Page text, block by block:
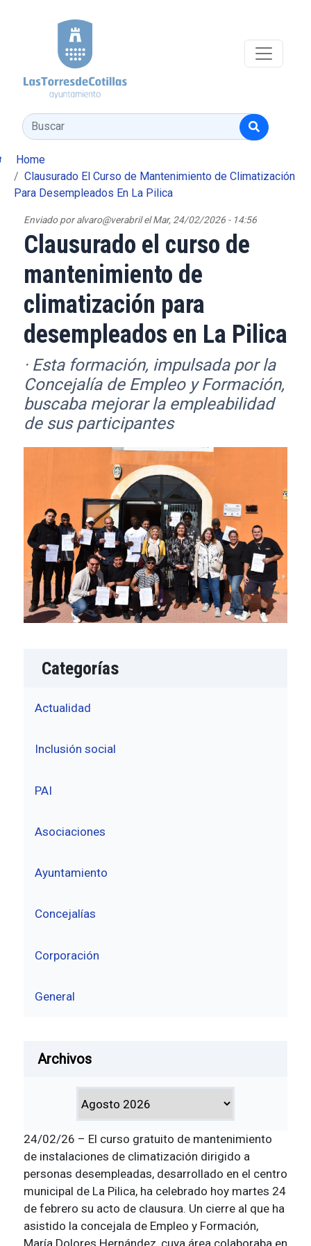
Buscar
Home
Clausurado El Curso de Mantenimiento de Climatización
Para Desempleados En La Pilica
Enviado poralvaro@verabril elMar, 24/02/2026 - 14:56
Clausurado el curso de
mantenimiento de
climatización para
desempleados en La Pilica
· Esta formación, impulsada por la
Concejalía de Empleo y Formación,
buscaba mejorar la empleabilidad
de sus participantes
Categorías
Actualidad
Inclusión social
PAI
Asociaciones
Ayuntamiento
Concejalías
Corporación
General
Archivos
24/02/26 – El curso gratuito de mantenimiento
de instalaciones de climatización dirigido a
personas desempleadas, desarrollado en el centro
municipal de La Pilica, ha celebrado hoy martes 24
de febrero su acto de clausura. Un cierre al que ha
asistido la concejala de Empleo y Formación,